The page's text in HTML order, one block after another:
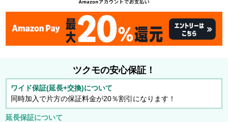
ツクモの安心保証！
ワイド保証(延長+交換)について
同時加入で片方の保証料金が20％割引になります！
延長保証について